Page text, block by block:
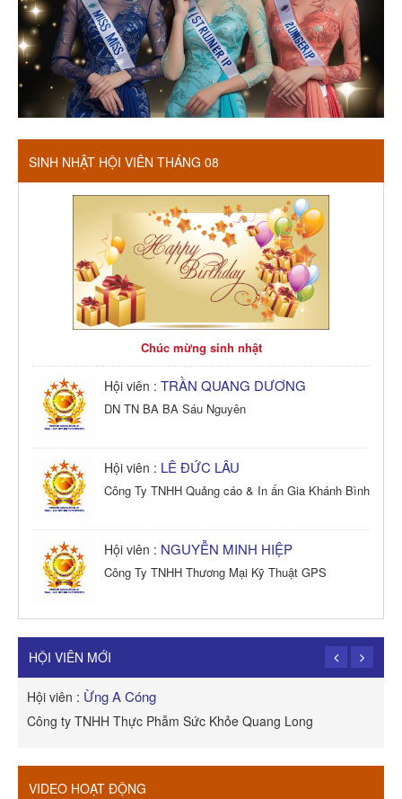
SINH NHẬT HỘI VIÊN THÁNG 08
Chúc mừng sinh nhật
Hội viên : TRẦN QUANG DƯƠNG
DN TN BA BA Sáu Nguyên
Hội viên : LÊ ĐỨC LÂU
Công Ty TNHH Quảng cáo & In ấn Gia Khánh Bình
Hội viên : NGUYỄN MINH HIỆP
Công Ty TNHH Thương Mại Kỹ Thuật GPS
Công Ty TNHH Dịch vụ Cuộc Sống Hạnh Phúc
HỘI VIÊN MỚI
Hội viên : Ừng A Cóng
Công ty TNHH Thực Phẫm Sức Khỏe Quang Long
VIDEO HOẠT ĐỘNG